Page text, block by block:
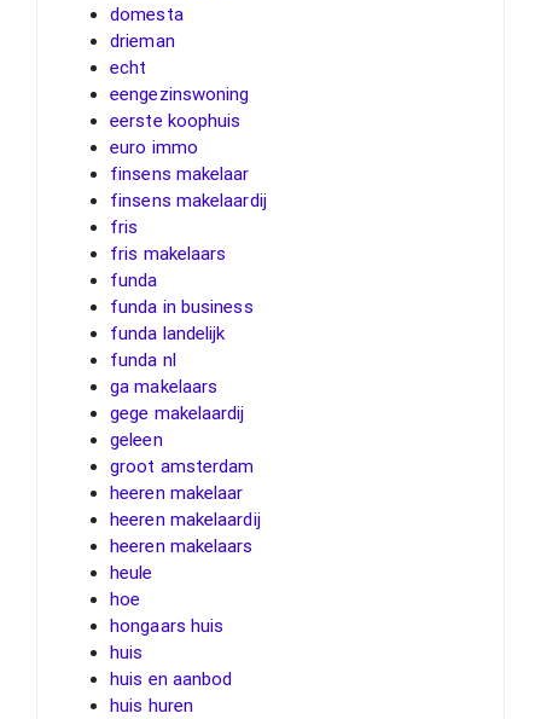
domesta
drieman
echt
eengezinswoning
eerste koophuis
euro immo
finsens makelaar
finsens makelaardij
fris
fris makelaars
funda
funda in business
funda landelijk
funda nl
ga makelaars
gege makelaardij
geleen
groot amsterdam
heeren makelaar
heeren makelaardij
heeren makelaars
heule
hoe
hongaars huis
huis
huis en aanbod
huis huren